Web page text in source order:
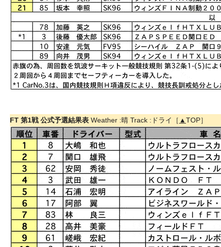
FT 第1戦 公式予選結果表 Weather :晴 Track :ドライ［ ▲TOP］